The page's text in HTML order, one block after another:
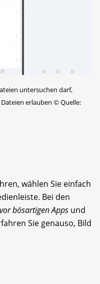
untersuchen darf,
erlauben ©Quelle:
wählen Sie einfach
Bei den
bösartigen Apps und
Sie genauso, Bild